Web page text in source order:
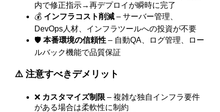
内で修正指示→再デプロイが瞬時に完了
💰 インフラコスト削減 – サーバー管理、
DevOps人材、インフラツールへの投資が不要
🛡️本番環境の信頼性 – 自動QA、ログ管理、ロー
ルバック機能で品質保証
⚠️ 注意すべきデメリット
❌ カスタマイズ制限 – 複雑な独自インフラ要件
がある場合は柔軟性に制約